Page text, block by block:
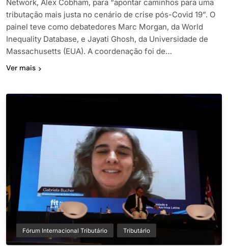
Network, Alex Cobham, para “apontar caminhos para uma
tributação mais justa no cenário de crise pós-Covid 19”. O
painel teve como debatedores Marc Morgan, da World
Inequality Database, e Jayati Ghosh, da Universidade de
Massachusetts (EUA). A coordenação foi de…
Ver mais
Fórum Internacional Tributário Tributário